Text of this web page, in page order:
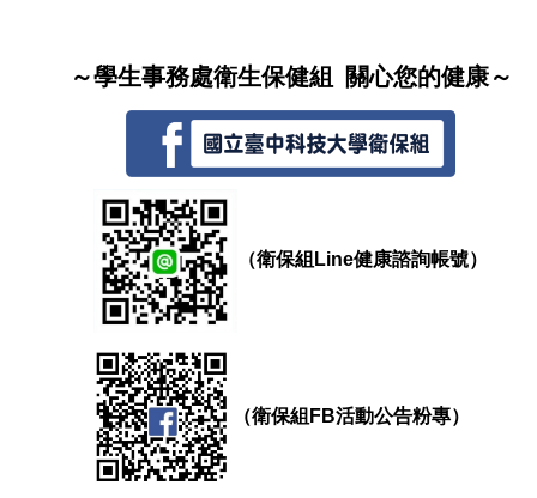
～學生事務處衛生保健組 關心您的健康～
（衛保組Line健康諮詢帳號）
（衛保組FB活動公告粉專）